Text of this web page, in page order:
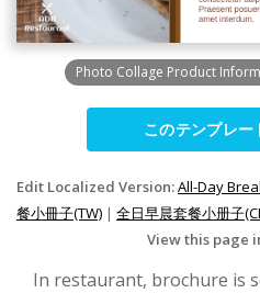
Photo Collage Product
このテンプレー
Edit Localized Version:All-Day
餐小冊子(TW) | 全日早晨套餐小册子
View this page
In restaurant, brochure is